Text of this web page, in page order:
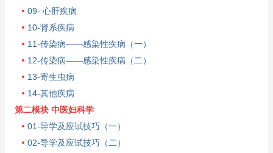
09- 心肝疾病
10-肾系疾病
11-传染病——感染性疾病（一）
12-传染病——感染性疾病（二）
13-寄生虫病
14-其他疾病
第二模块 中医妇科学
01-导学及应试技巧（一）
02-导学及应试技巧（二）